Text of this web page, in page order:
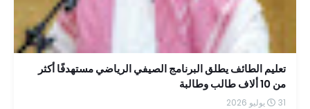
تعليم الطائف يطلق البرنامج الصيفي الرياضي مستهدفًا أكثر
من 10 ألاف طالب وطالبة
31 يوليو 2026